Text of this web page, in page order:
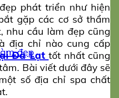
đẹp
phát triển như hiện
gặp các cơ sở thẩm
nhu cầu làm đẹp cũng
địa chỉ nào cung cấp
Đà Lạttốt nhất cũng
Bài viết dưới đây sẽ
số địa chỉ spa chất